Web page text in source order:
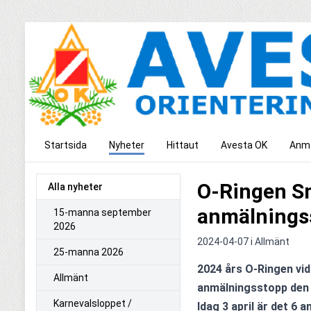
Startsida Nyheter Hittaut Avesta OK
Alla nyheter
15-manna september
2026
25-manna 2026
Allmänt
Karnevalsloppet /
O-Ringen
2024-04-07 i Allmänt
2024 års O-Ringen
anmälningsstopp
Idag 3 april är det 6